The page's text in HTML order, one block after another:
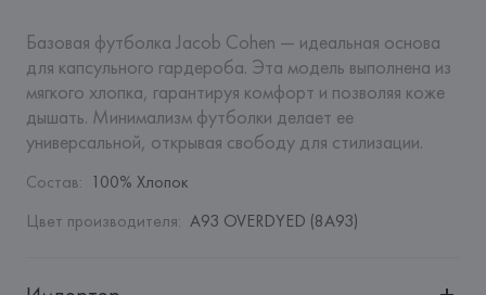
Базовая футболка Jacob Cohen — идеальная основа
для капсульного гардероба. Эта модель выполнена из
мягкого хлопка, гарантируя комфорт и позволяя коже
дышать. Минимализм футболки делает ее
универсальной, открывая свободу для стилизации.
Состав: 100% Хлопок
Цвет производителя: A93 OVERDYED (8A93)